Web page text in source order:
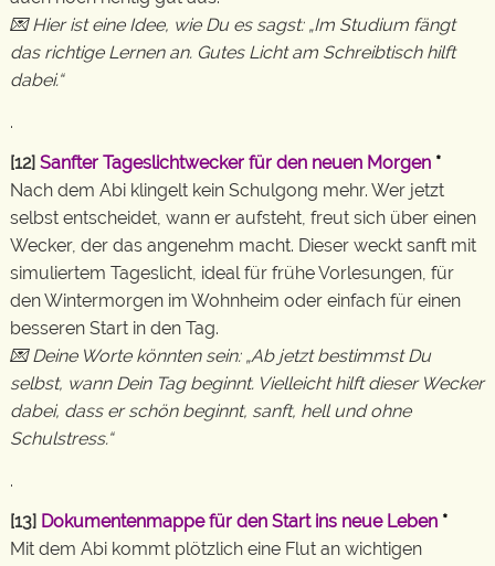
💌 Hier ist eine Idee, wie Du es sagst: „Im Studium fängt
das richtige Lernen an. Gutes Licht am Schreibtisch hilft
dabei.“
.
[12] Sanfter Tageslichtwecker für den neuen Morgen *
Nach dem Abi klingelt kein Schulgong mehr. Wer jetzt
selbst entscheidet, wann er aufsteht, freut sich über einen
Wecker, der das angenehm macht. Dieser weckt sanft mit
simuliertem Tageslicht, ideal für frühe Vorlesungen, für
den Wintermorgen im Wohnheim oder einfach für einen
besseren Start in den Tag.
💌 Deine Worte könnten sein: „Ab jetzt bestimmst Du
selbst, wann Dein Tag beginnt. Vielleicht hilft dieser Wecker
dabei, dass er schön beginnt, sanft, hell und ohne
Schulstress.“
.
[13] Dokumentenmappe für den Start ins neue Leben *
Mit dem Abi kommt plötzlich eine Flut an wichtigen